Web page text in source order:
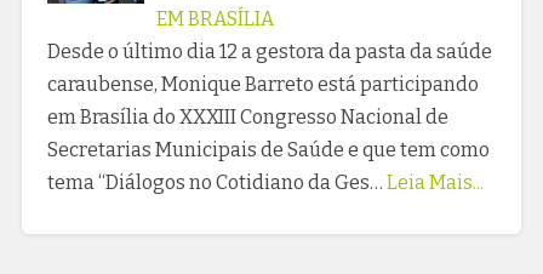
EM BRASÍLIA
Desde o último dia 12 a gestora da pasta da saúde
caraubense, Monique Barreto está participando
em Brasília do XXXIII Congresso Nacional de
Secretarias Municipais de Saúde e que tem como
tema “Diálogos no Cotidiano da Ges… Leia Mais...